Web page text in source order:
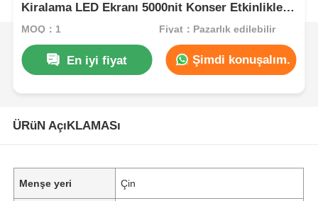
Kiralama LED Ekranı 5000nit Konser Etkinlikleri
için IP65, 7680Hz Çift Yedekleme
MOQ：1 Fiyat：Pazarlık edilebilir
En iyi fiyat Şimdi konuşalım.
ÜRüN AçıKLAMASı
Menşe yeri Çin